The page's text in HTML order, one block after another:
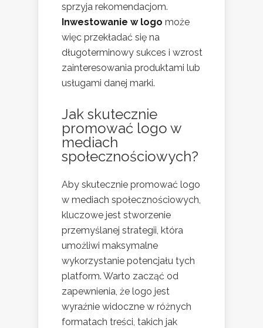
sprzyja rekomendacjom.
Inwestowanie w logo może
więc przekładać się na
długoterminowy sukces i wzrost
zainteresowania produktami lub
usługami danej marki.
Jak skutecznie
promować logo w
mediach
społecznościowych?
Aby skutecznie promować logo
w mediach społecznościowych,
kluczowe jest stworzenie
przemyślanej strategii, która
umożliwi maksymalne
wykorzystanie potencjału tych
platform. Warto zacząć od
zapewnienia, że logo jest
wyraźnie widoczne w różnych
formatach treści, takich jak